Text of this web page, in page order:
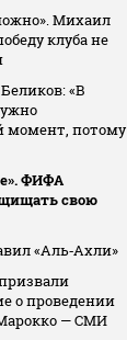
Михаил
клуба не
«В
момент, потому
ФИФА
свою
«Аль‑Ахли»
о проведении
— СМИ